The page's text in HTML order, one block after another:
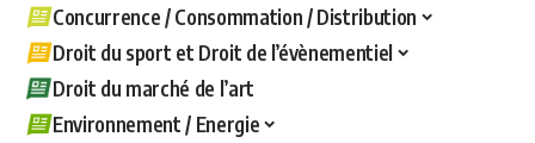
Concurrence / Consommation / Distribution
Droit du sport et Droit de l’évènementiel
Droit du marché de l’art
Environnement / Energie